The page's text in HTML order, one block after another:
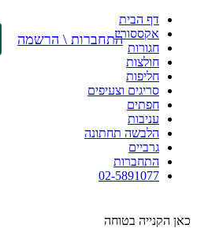
דף הבית
אקססוריז
חגורות
חולצות
חליפות
סריגים וצעיפים
חפתים
עניבות
הלבשה תחתונה
גרביים
התחברות
02-5891077
כאן הקנייה בטוחה
התחברות \ הרשמה